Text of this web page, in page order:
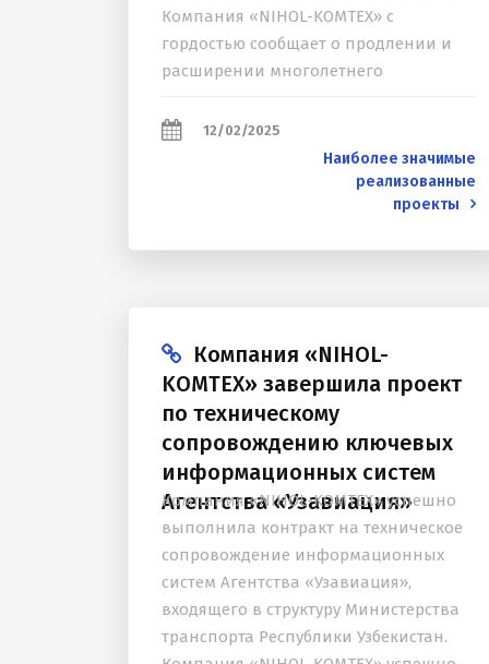
Компания «NIHOL-KOMTEX» с
гордостью сообщает о продлении и
расширении многолетнего
«Узавиация», действующим при
Министерстве транспорта Республики
Узбекистан. В рамках нового договора
компания окажет техническую
12/02/2025
Наиболее значимые
реализованные
проекты
Компания «NIHOL-
KOMTEX» завершила проект
по техническому
сопровождению ключевых
информационных систем
Агентства «Узавиация»
Компания «NIHOL-KOMTEX» успешно
выполнила контракт на техническое
сопровождение информационных
систем Агентства «Узавиация»,
входящего в структуру Министерства
транспорта Республики Узбекистан.